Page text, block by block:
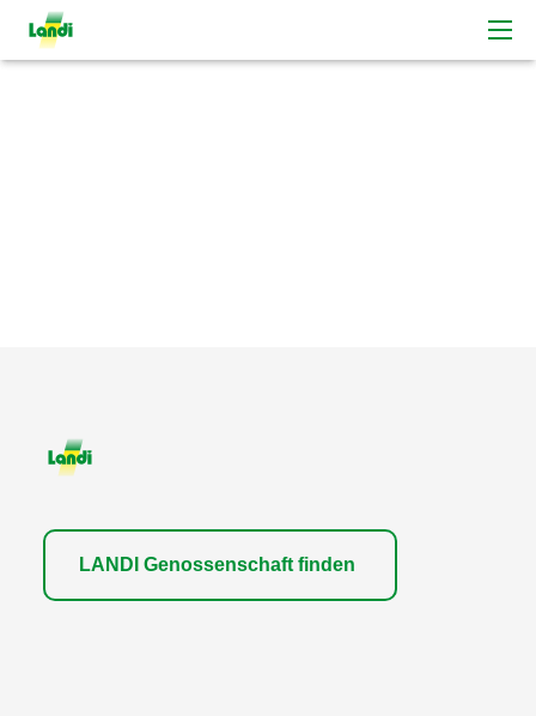
LANDI Genossenschaft finden